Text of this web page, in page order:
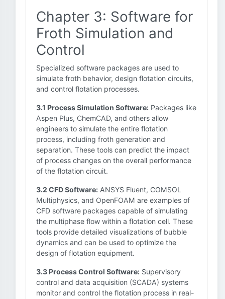
Chapter 3: Software for
Froth Simulation and
Control
Specialized software packages are used to
simulate froth behavior, design flotation circuits,
and control flotation processes.
3.1 Process Simulation Software: Packages like
Aspen Plus, ChemCAD, and others allow
engineers to simulate the entire flotation
process, including froth generation and
separation. These tools can predict the impact
of process changes on the overall performance
of the flotation circuit.
3.2 CFD Software: ANSYS Fluent, COMSOL
Multiphysics, and OpenFOAM are examples of
CFD software packages capable of simulating
the multiphase flow within a flotation cell. These
tools provide detailed visualizations of bubble
dynamics and can be used to optimize the
design of flotation equipment.
3.3 Process Control Software: Supervisory
control and data acquisition (SCADA) systems
monitor and control the flotation process in real-